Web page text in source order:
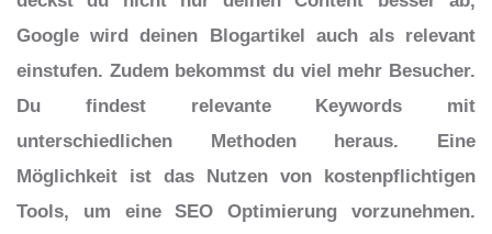
Google wird deinen Blogartikel auch als relevant
einstufen. Zudem bekommst du viel mehr Besucher.
Du findest relevante Keywords mit
unterschiedlichen Methoden heraus. Eine
Möglichkeit ist das Nutzen von kostenpflichtigen
Tools, um eine SEO Optimierung vorzunehmen.